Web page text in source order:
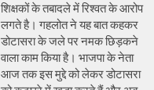
शिक्षकों के तबादले में रिश्वत के आरोप
लगते है। गहलोत ने यह बात कहकर
डोटासरा के जले पर नमक छिड़कने
वाला काम किया है। भाजपा के नेता
आज तक इस मुद्दे को लेकर डोटासरा